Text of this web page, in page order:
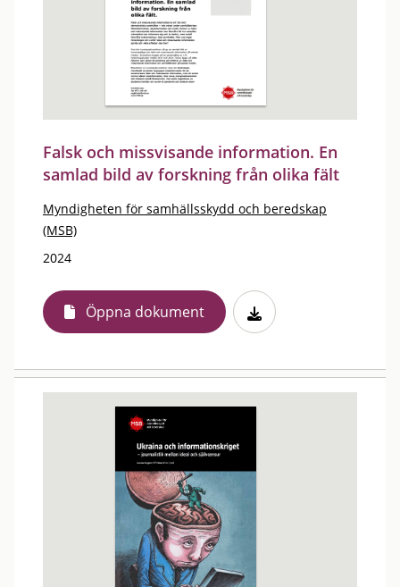
Falsk och missvisande information. En
samlad bild av forskning från olika fält
Myndigheten för samhällsskydd och beredskap
(MSB)
2024
Öppna dokument